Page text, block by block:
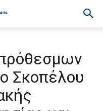
Σκοπέλου